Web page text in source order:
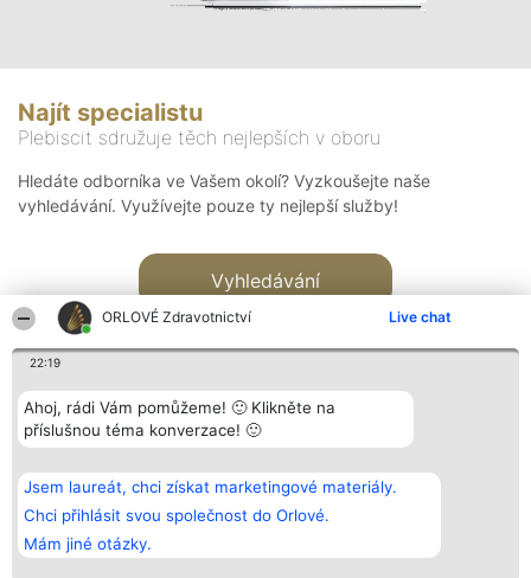
ORLOVÉ Zdravotnictví Live chat
22:19
Ahoj, rádi Vám pomůžeme! 🙂 Klikněte na
příslušnou téma konverzace! 🙂
Jsem laureát, chci získat marketingové materiály.
Chci přihlásit svou společnost do Orlové.
Mám jiné otázky.
Najít specialistu
Plebiscit sdružuje těch nejlepších v oboru
Hledáte odborníka ve Vašem okolí? Vyzkoušejte naše
vyhledávání. Využívejte pouze ty nejlepší služby!
Vyhledávání
Bright Side Solutions sp. z o.
o. sp. k.
ul. Ruska 22
Wrocław 50-079
KRS 0000749100 | Regon
381313360 | NIP 8943132676
Vítězové
Seznam všech
laureátů
Zásady
Zásady
Kontakt